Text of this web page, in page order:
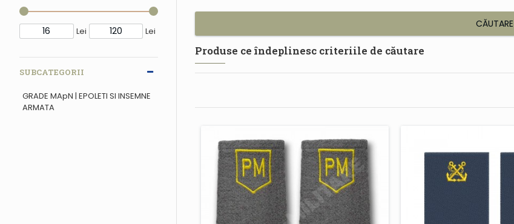
Lei Lei
SUBCATEGORII
GRADE MApN | EPOLETI SI INSEMNE
ARMATA
CĂUTARE
Produse ce îndeplinesc criteriile de căutare